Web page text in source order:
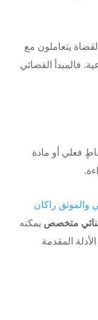
يتعاملون مع
فالمبدأ القضائي
فعلي أو مادة
والموثق راكان
متخصص يمكنه
المقدمة